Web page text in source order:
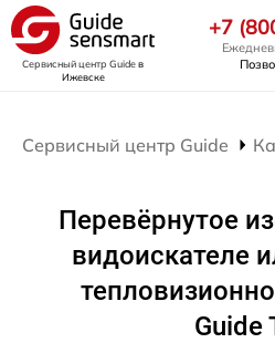
Сервисный центр Guideв
Ижевске
+7
Сервисный центр Guide
Перевёрнутое
видоискателе
Guide